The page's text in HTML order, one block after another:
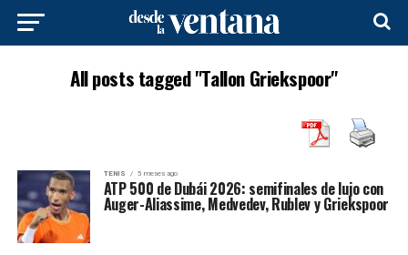
All posts tagged "Tallon Griekspoor"
TENIS 5 meses ago
ATP 500 de Dubái 2026: semifinales de lujo con
Auger-Aliassime, Medvedev, Rublev y Griekspoor